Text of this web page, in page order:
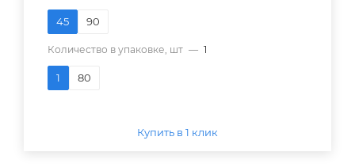
45 90
Количество в упаковке, шт — 1
1 80
Купить в 1 клик